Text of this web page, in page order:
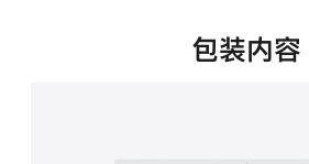
中
包装内容